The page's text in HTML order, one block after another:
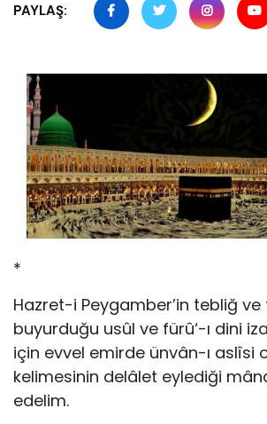
PAYLAŞ:
*
Hazret-i Peygamber’in tebliğ
buyurduğu usûl ve fürû‘-ı dini
için evvel emirde ünvân-ı aslîsi
kelimesinin delâlet eylediği
edelim.